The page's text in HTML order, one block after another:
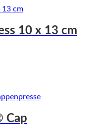
10 x 13 cm
Cap